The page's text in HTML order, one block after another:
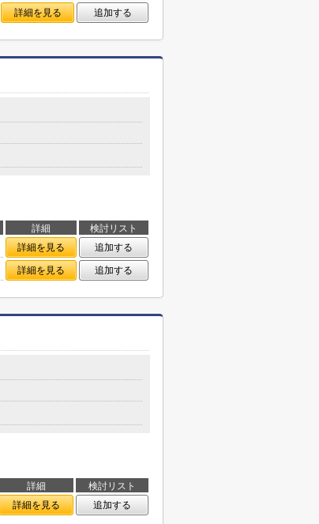
詳細を見る 追加する
詳細
検討リスト
詳細を見る
追加する
詳細を見る 追加する
詳細
検討リスト
詳細を見る 追加する